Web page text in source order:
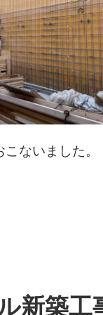
ないました。
新築工